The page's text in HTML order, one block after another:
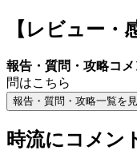
【レビュー・
報告・質問・攻略コ
問はこちら
報告・質問・攻略一覧を
時流にコメン